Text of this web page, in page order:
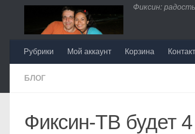
Перейти к содержимому
Фиксин:
Рубрики Мой аккаунт Корзина
БЛОГ
Фиксин-ТВ будет